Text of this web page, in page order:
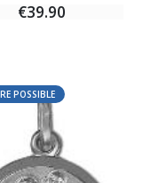
€39.90
POSSIBLE
€12.00